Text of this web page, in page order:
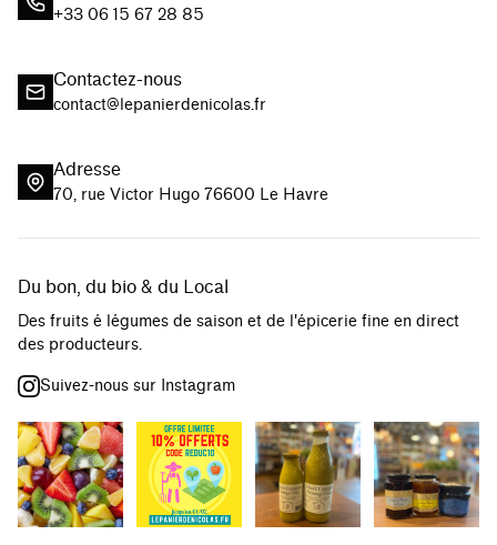
+33 06 15 67 28 85
Contactez-nous
contact@lepanierdenicolas.fr
Adresse
70, rue Victor Hugo 76600 Le Havre
Du bon, du bio & du Local
Des fruits é légumes de saison et de l'épicerie fine en direct
des producteurs.
Suivez-nous sur Instagram